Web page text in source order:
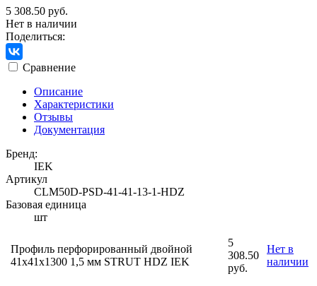
5 308.50 руб.
Нет в наличии
Поделиться:
Сравнение
Описание
Характеристики
Отзывы
Документация
Бренд:
IEK
Артикул
CLM50D-PSD-41-41-13-1-HDZ
Базовая единица
шт
Профиль перфорированный двойной
41х41х1300 1,5 мм STRUT HDZ IEK
5
308.50
руб.
Нет в
наличии